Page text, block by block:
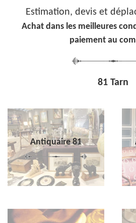
Estimation, devis et
Achat dans les meilleures
paiement au
81 Tarn
Antiquaire 81